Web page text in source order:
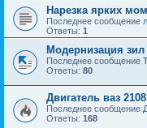
Нарезка ярких
Последнее сообщение
Ответы: 1
Модернизация зил
Последнее сообщение
Ответы: 80
Двигатель ваз
Последнее сообщение
Ответы: 168